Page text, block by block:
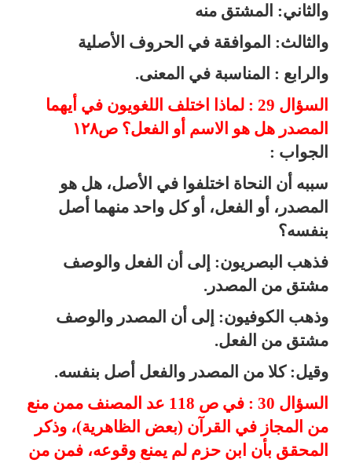
والثاني: المشتق منه
والثالث: الموافقة في الحروف الأصلية
والرابع : المناسبة في المعنى.
السؤال 29 : لماذا اختلف اللغويون في أيهما
المصدر هل هو الاسم أو الفعل؟ ص١٢٨
الجواب :
سببه أن النحاة اختلفوا في الأصل، هل هو
المصدر، أو الفعل، أو كل واحد منهما أصل
بنفسه؟
فذهب البصريون: إلى أن الفعل والوصف
مشتق من المصدر.
وذهب الكوفيون: إلى أن المصدر والوصف
مشتق من الفعل.
وقيل: كلا من المصدر والفعل أصل بنفسه.
السؤال 30 : في ص 118 عد المصنف ممن منع
من المجاز في القرآن (بعض الظاهرية)، وذكر
المحقق بأن ابن حزم لم يمنع وقوعه، فمن من